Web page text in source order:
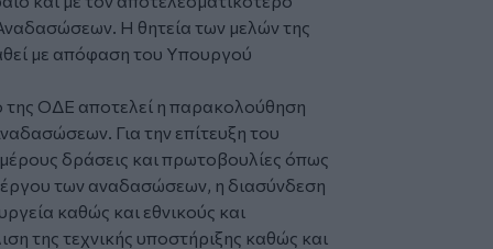
Η θητεία των μελών της
με απόφαση του Υπουργού
της ΟΔΕ αποτελεί η παρακολούθηση
Για την επίτευξη του
δράσεις και πρωτοβουλίες όπως
έργου των αναδασώσεων, η διασύνδεση
καθώς και εθνικούς και
της τεχνικής υποστήριξης καθώς και